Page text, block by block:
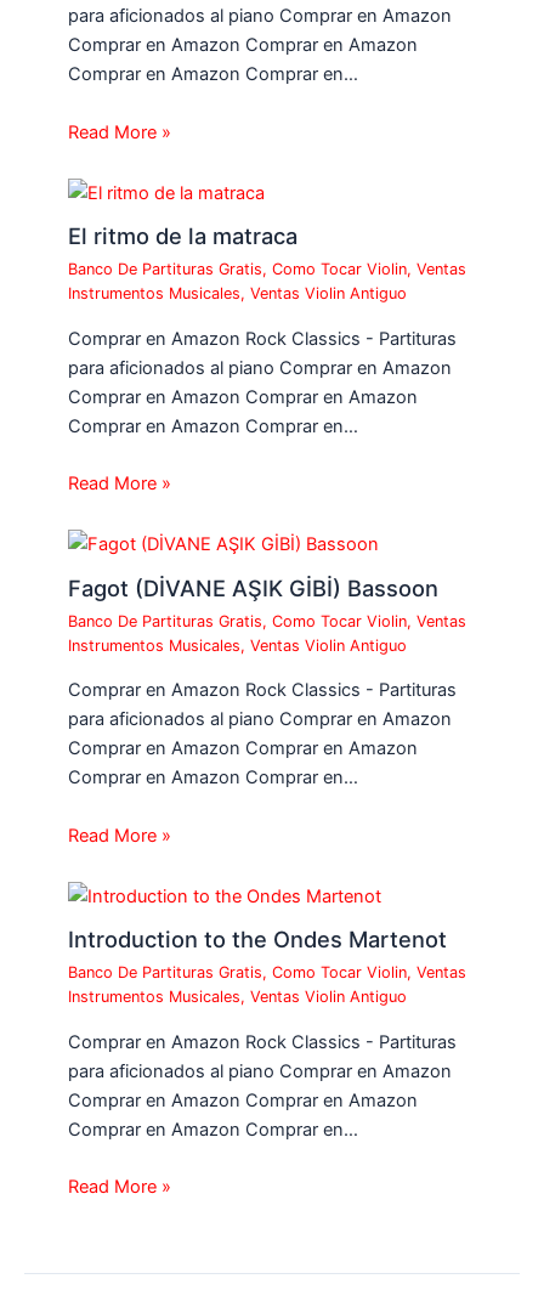
para aficionados al piano Comprar en Amazon
Comprar en Amazon Comprar en Amazon
Comprar en Amazon Comprar en…
Read More »
El ritmo de la matraca
Banco De Partituras Gratis,Como Tocar Violin,Ventas
Instrumentos Musicales,Ventas Violin Antiguo
Comprar en Amazon Rock Classics - Partituras
para aficionados al piano Comprar en Amazon
Comprar en Amazon Comprar en Amazon
Comprar en Amazon Comprar en…
Read More »
Fagot (DİVANE AŞIK GİBİ) Bassoon
Banco De Partituras Gratis,Como Tocar Violin,Ventas
Instrumentos Musicales,Ventas Violin Antiguo
Comprar en Amazon Rock Classics - Partituras
para aficionados al piano Comprar en Amazon
Comprar en Amazon Comprar en Amazon
Comprar en Amazon Comprar en…
Read More »
Introduction to the Ondes Martenot
Banco De Partituras Gratis,Como Tocar Violin,Ventas
Instrumentos Musicales,Ventas Violin Antiguo
Comprar en Amazon Rock Classics - Partituras
para aficionados al piano Comprar en Amazon
Comprar en Amazon Comprar en Amazon
Comprar en Amazon Comprar en…
Read More »